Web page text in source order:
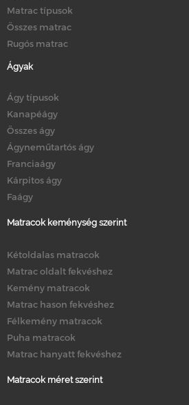
Matrac típusok
Összes matrac
Rugós matrac
Ágyak
Ágy típusok
Kanapéágy
Összes ágy
Ágyneműtartós ágy
Franciaágy
Kárpitos ágy
Faágy
Matracok keménység szerint
Kétoldalas matracok
Matrac oldalt fekvéshez
Kemény matracok
Matrac hason fekvéshez
Félkemény matracok
Puha matracok
Matrac hanyatt fekvéshez
Matracok méret szerint